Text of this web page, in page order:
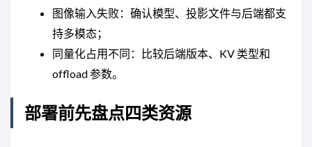
图像输入失败：确认模型、投影文件与后端都支
持多模态；
同量化占用不同：比较后端版本、KV 类型和
offload 参数。
部署前先盘点四类资源